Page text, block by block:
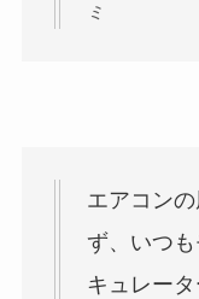
ミ
エアコン
ず、いつ
キュレー